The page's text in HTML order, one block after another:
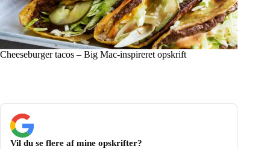
Cheeseburger tacos – Big Mac-inspireret opskrift
Vil du se flere af mine opskrifter?